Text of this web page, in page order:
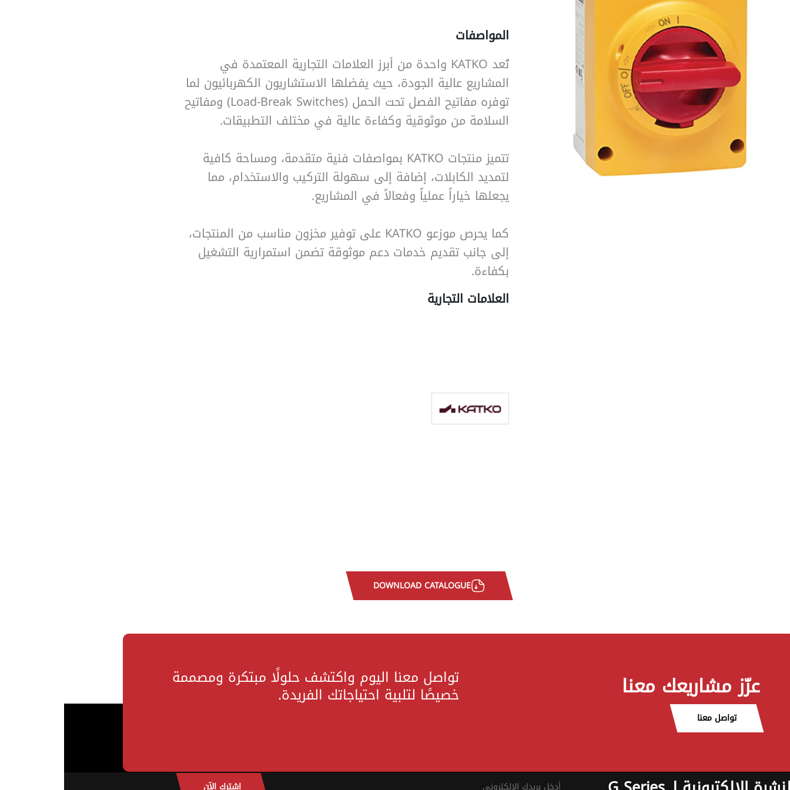
SearchButtonText
المواصفات
تُعد KATKO واحدة من أبرز العلامات التجارية المعتمدة في
المشاريع عالية الجودة، حيث يفضلها الاستشاريون الكهربائيون لما
توفره مفاتيح الفصل تحت الحمل (Load-Break Switches) ومفاتيح
السلامة من موثوقية وكفاءة عالية في مختلف التطبيقات.
تتميز منتجات KATKO بمواصفات فنية متقدمة، ومساحة كافية
لتمديد الكابلات، إضافة إلى سهولة التركيب والاستخدام، مما
يجعلها خياراً عملياً وفعالاً في المشاريع.
كما يحرص موزعو KATKO على توفير مخزون مناسب من المنتجات،
إلى جانب تقديم خدمات دعم موثوقة تضمن استمرارية التشغيل
بكفاءة.
العلامات التجارية
DOWNLOAD CATALOGUE
عزّز مشاريعك معنا تواصل معنا اليوم واكتشف حلولًا مبتكرة ومصممة
خصيصًا لتلبية احتياجاتك الفريدة.
تواصل معنا